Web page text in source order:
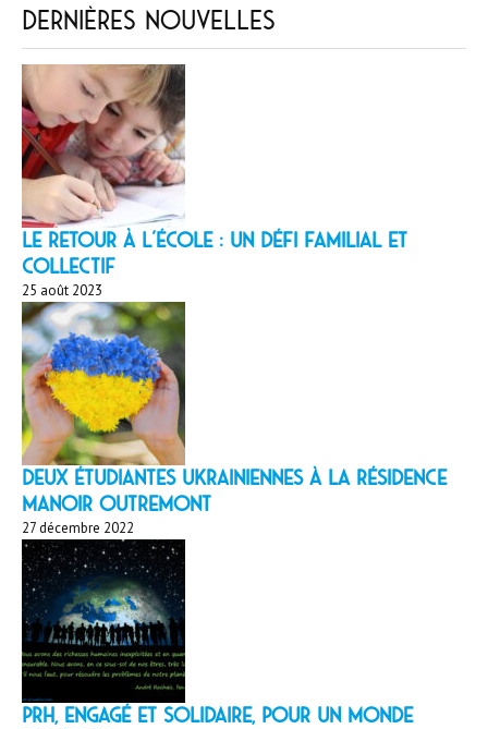
Dernières nouvelles
LE RETOUR À L’ÉCOLE : un défi familial et
collectif
25 août 2023
Deux étudiantes ukrainiennes à la résidence
Manoir Outremont
27 décembre 2022
PRH, engagé et solidaire, pour un monde